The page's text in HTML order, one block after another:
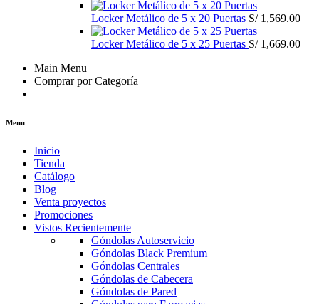
Locker Metálico de 5 x 20 Puertas S/1,569.00
Locker Metálico de 5 x 25 Puertas S/1,669.00
Main Menu
Comprar por Categoría
Menu
Inicio
Tienda
Catálogo
Blog
Venta proyectos
Promociones
Vistos Recientemente
Góndolas Autoservicio
Góndolas Black Premium
Góndolas Centrales
Góndolas de Cabecera
Góndolas de Pared